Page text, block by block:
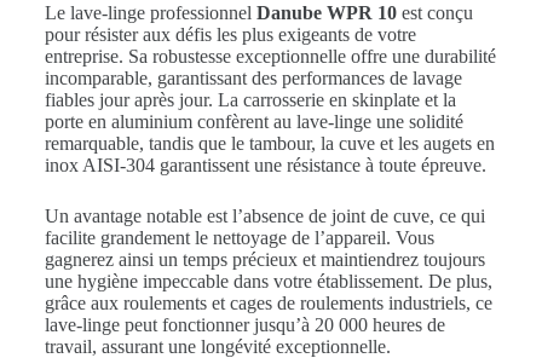
Le lave-linge professionnel Danube WPR 10est conçu
pour résister aux défis les plus exigeants de votre
entreprise. Sa robustesse exceptionnelle offre une durabilité
incomparable, garantissant des performances de lavage
fiables jour après jour. La carrosserie en skinplate et la
porte en aluminium confèrent au lave-linge une solidité
remarquable, tandis que le tambour, la cuve et les augets en
inox AISI-304 garantissent une résistance à toute épreuve.
Un avantage notable est l’absence de joint de cuve, ce qui
facilite grandement le nettoyage de l’appareil. Vous
gagnerez ainsi un temps précieux et maintiendrez toujours
une hygiène impeccable dans votre établissement. De plus,
grâce aux roulements et cages de roulements industriels, ce
lave-linge peut fonctionner jusqu’à 20 000 heures de
travail, assurant une longévité exceptionnelle.